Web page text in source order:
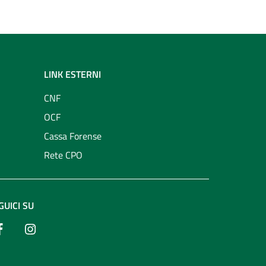
LINK ESTERNI
CNF
OCF
Cassa Forense
Rete CPO
SU